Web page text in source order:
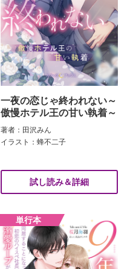
一夜の恋じゃ終われない～
傲慢ホテル王の甘い執着～
著者：田沢みん
イラスト：蜂不二子
試し読み＆詳細